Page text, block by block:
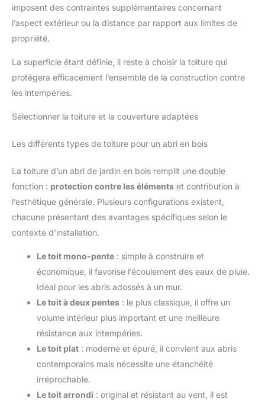
imposent des contraintes supplémentaires concernant
l’aspect extérieur ou la distance par rapport aux limites de
propriété.
La superficie étant définie, il reste à choisir la toiture qui
protégera efficacement l’ensemble de la construction contre
les intempéries.
Sélectionner la toiture et la couverture adaptées
Les différents types de toiture pour un abri en bois
La toiture d’un abri de jardin en bois remplit une double
fonction : protection contre les éléments et contribution à
l’esthétique générale. Plusieurs configurations existent,
chacune présentant des avantages spécifiques selon le
contexte d’installation.
Le toit mono-pente : simple à construire et
économique, il favorise l’écoulement des eaux de pluie.
Idéal pour les abris adossés à un mur.
Le toit à deux pentes : le plus classique, il offre un
volume intérieur plus important et une meilleure
résistance aux intempéries.
Le toit plat : moderne et épuré, il convient aux abris
contemporains mais nécessite une étanchéité
irréprochable.
Le toit arrondi : original et résistant au vent, il est